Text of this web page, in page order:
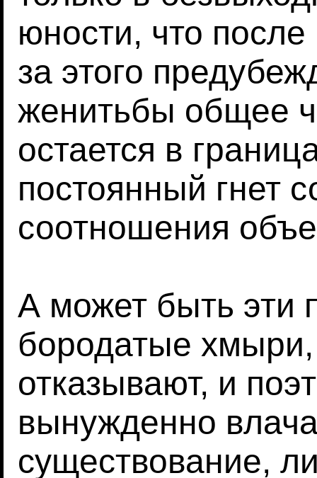
юности, что
за этого
женитьбы общее
остается в
постоянный гнет
соотношения
А может быть эти
бородатые
отказывают, и
вынужденно
существование,